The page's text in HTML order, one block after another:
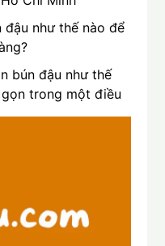
như thế nào để
bún đậu như thế
trong một điều